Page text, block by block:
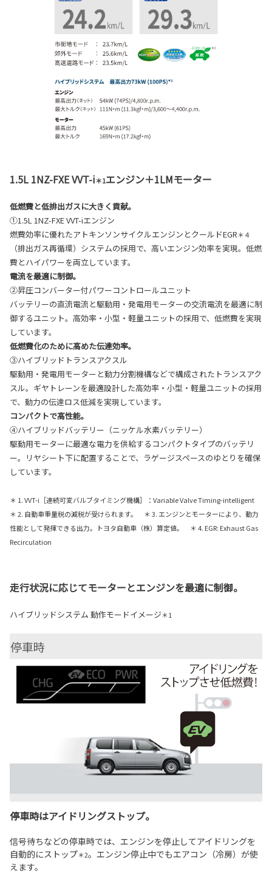
1.5L 1NZ-FXE VVT-i＊1エンジン＋1LMモーター
低燃費と低排出ガスに大きく貢献。
①1.5L 1NZ-FXE VVT-iエンジン
燃費効率に優れたアトキンソンサイクルエンジンとクールドEGR＊４
（排出ガス再循環）システムの採用で、高いエンジン効率を実現。低燃
費とハイパワーを両立しています。
電流を最適に制御。
②昇圧コンバーター付パワーコントロールユニット
バッテリーの直流電流と駆動用・発電用モーターの交流電流を最適に制
御するユニット。高効率・小型・軽量ユニットの採用で、低燃費を実現
しています。
低燃費化のために高めた伝達効率。
③ハイブリッドトランスアクスル
駆動用・発電用モーターと動力分割機構などで構成されたトランスアク
スル。ギヤトレーンを最適設計した高効率・小型・軽量ユニットの採用
で、動力の伝達ロス低減を実現しています。
コンパクトで高性能。
④ハイブリッドバッテリー（ニッケル水素バッテリー）
駆動用モーターに最適な電力を供給するコンパクトタイプのバッテリ
ー。リヤシート下に配置することで、ラゲージスペースのゆとりを確保
しています。
＊ 1. VVT-i［連続可変バルブタイミング機構］：Variable Valve Timing-intelligent
＊ 2. 自動車重量税の減税が受けられます。 ＊ 3. エンジンとモーターにより、動力
性能として発揮できる出力。トヨタ自動車（株）算定値。 ＊ 4. EGR: Exhaust Gas
Recirculation
走行状況に応じてモーターとエンジンを最適に制御。
ハイブリッドシステム 動作モードイメージ＊1
停車時はアイドリングストップ。
信号待ちなどの停車時では、エンジンを停止してアイドリングを
自動的にストップ＊2。エンジン停止中でもエアコン（冷房）が使
えます。